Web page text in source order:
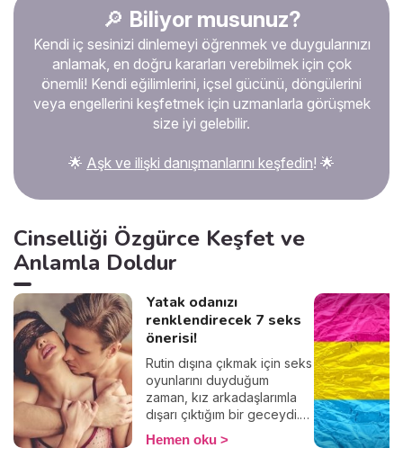
kişisel hedeflerine
yönelmeli ve sosyal çevreni
genişletmelisin. Yalnızlığı bir
eksiklik olarak görmek
yerine, kendi ritmini bulmak
ve bireysel gelişimine
yatırım yapmak için bir fırsat
olarak değerlendirebilirsin.
🔎 Biliyor musunuz?
Kendi iç sesinizi dinlemeyi öğrenmek ve duygularınızı
anlamak, en doğru kararları verebilmek için çok
önemli! Kendi eğilimlerini, içsel gücünü, döngülerini
veya engellerini keşfetmek için uzmanlarla görüşmek
size iyi gelebilir.
🌟 Aşk ve ilişki danışmanlarını keşfedin! 🌟
Cinselliği Özgürce Keşfet ve
Anlamla Doldur
Yatak odanızı
renklendirecek 7 seks
önerisi!
Rutin dışına çıkmak için seks
oyunlarını duyduğum
zaman, kız arkadaşlarımla
dışarı çıktığım bir geceydi.
Libido, günlük hayatımızda
neler yaşadığımıza bağlı
Hemen oku